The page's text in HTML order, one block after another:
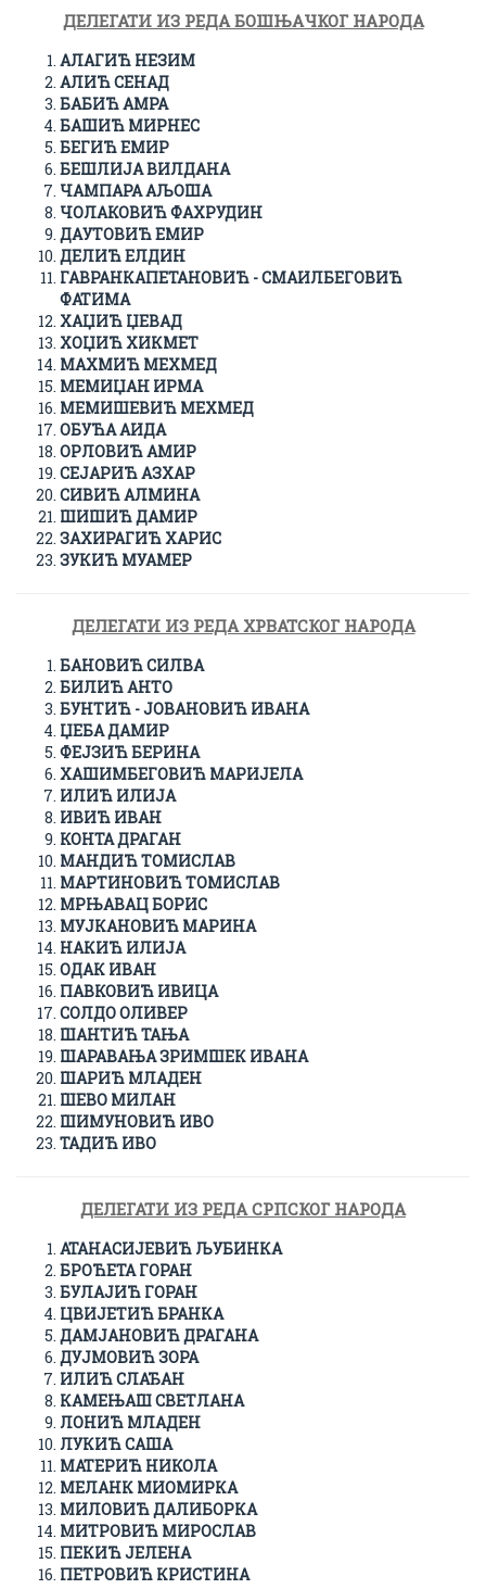
ДЕЛЕГАТИ ИЗ РЕДА БОШЊАЧКОГ НАРОДА
АЛАГИЋ НЕЗИМ
АЛИЋ СЕНАД
БАБИЋ АМРА
БАШИЋ МИРНЕС
БЕГИЋ ЕМИР
БЕШЛИЈА ВИЛДАНА
ЧАМПАРА АЉОША
ЧОЛАКОВИЋ ФАХРУДИН
ДАУТОВИЋ ЕМИР
ДЕЛИЋ ЕЛДИН
ГАВРАНКАПЕТАНОВИЋ - СМАИЛБЕГОВИЋ
ФАТИМА
ХАЏИЋ ЏЕВАД
ХОЏИЋ ХИКМЕТ
МАХМИЋ МЕХМЕД
МЕМИЏАН ИРМА
МЕМИШЕВИЋ МЕХМЕД
ОБУЋА АИДА
ОРЛОВИЋ АМИР
СЕЈАРИЋ АЗХАР
СИВИЋ АЛМИНА
ШИШИЋ ДАМИР
ЗАХИРАГИЋ ХАРИС
ЗУКИЋ МУАМЕР
ДЕЛЕГАТИ ИЗ РЕДА ХРВАТСКОГ НАРОДА
БАНОВИЋ СИЛВА
БИЛИЋ АНТО
БУНТИЋ - ЈОВАНОВИЋ ИВАНА
ЏЕБА ДАМИР
ФЕЈЗИЋ БЕРИНА
ХАШИМБЕГОВИЋ МАРИЈЕЛА
ИЛИЋ ИЛИЈА
ИВИЋ ИВАН
КОНТА ДРАГАН
МАНДИЋ ТОМИСЛАВ
МАРТИНОВИЋ ТОМИСЛАВ
МРЊАВАЦ БОРИС
МУЈКАНОВИЋ МАРИНА
НАКИЋ ИЛИЈА
ОДАК ИВАН
ПАВКОВИЋ ИВИЦА
СОЛДО ОЛИВЕР
ШАНТИЋ ТАЊА
ШАРАВАЊА ЗРИМШЕК ИВАНА
ШАРИЋ МЛАДЕН
ШЕВО МИЛАН
ШИМУНОВИЋ ИВО
ТАДИЋ ИВО
ДЕЛЕГАТИ ИЗ РЕДА СРПСКОГ НАРОДА
АТАНАСИЈЕВИЋ ЉУБИНКА
БРОЋЕТА ГОРАН
БУЛАЈИЋ ГОРАН
ЦВИЈЕТИЋ БРАНКА
ДАМЈАНОВИЋ ДРАГАНА
ДУЈМОВИЋ ЗОРА
ИЛИЋ СЛАЂАН
КАМЕЊАШ СВЕТЛАНА
ЛОНИЋ МЛАДЕН
ЛУКИЋ САША
МАТЕРИЋ НИКОЛА
МЕЛАНК МИОМИРКА
МИЛОВИЋ ДАЛИБОРКА
МИТРОВИЋ МИРОСЛАВ
ПЕКИЋ ЈЕЛЕНА
ПЕТРОВИЋ КРИСТИНА